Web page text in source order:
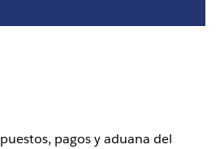
pagos y aduana del